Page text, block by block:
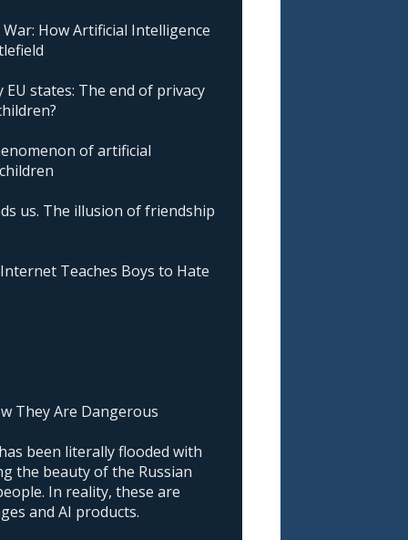
How Artificial Intelligence
states: The end of privacy
of artificial
us. The illusion of friendship
Teaches Boys to Hate
They Are Dangerous
been literally flooded with
the beauty of the Russian
In reality, these are
and AI products.